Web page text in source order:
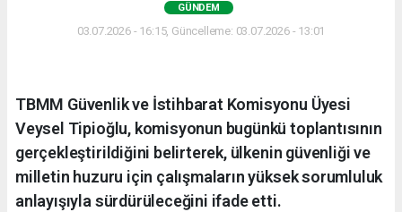
GÜNDEM
03.07.2026 - 16:15, Güncelleme: 03.07.2026 - 13:01
TBMM Güvenlik ve İstihbarat Komisyonu Üyesi
Veysel Tipioğlu, komisyonun bugünkü toplantısının
gerçekleştirildiğini belirterek, ülkenin güvenliği ve
milletin huzuru için çalışmaların yüksek sorumluluk
anlayışıyla sürdürüleceğini ifade etti.